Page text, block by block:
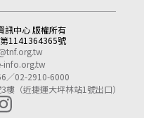
中心 版權所有
1141364365號
info.org.tw
／02-2910-6000
（近捷運大坪林站1號出口）